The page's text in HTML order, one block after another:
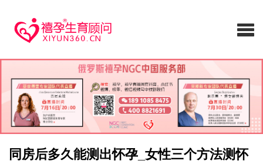
同房后多久能测出怀孕_女性三个方法测怀